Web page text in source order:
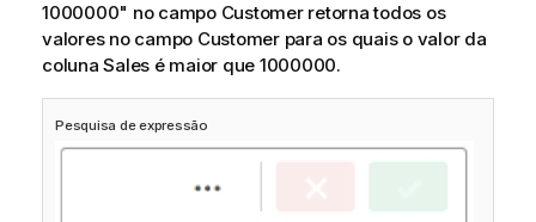
1000000" no campo Customer retorna todos os
valores no campo Customer para os quais o valor da
colunaSales é maior que 1000000.
Pesquisa de expressão